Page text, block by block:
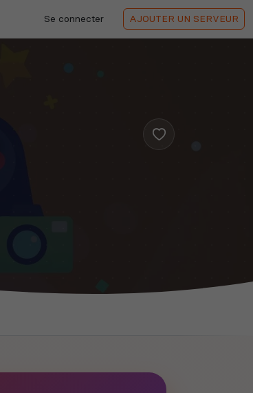
Se connecter AJOUTER UN SERVEUR